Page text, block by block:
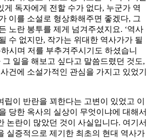
게 독자에게 전할 수가 없다, 누군가 역
이를 소설로 형상화해주면 좋겠다, 그
노란 봉투를 제게 넘겨주셨지요. ‘역사
수 없지만, 작가는 위대한 역사가가 될
시며 저를 부추겨주시기도 하셨습니
일을 해보고 싶다고 말씀드렸던 것도,
건에 소설가적인 관심을 가지고 있었기
립이 반란을 꾀한다는 고변이 있었고 이
당한 옥사의 실상이 무엇이냐에 대해서
논란이 많았던 것이 사실입니다. 여기서
실증적으로 제기한 최초의 현대 역사가